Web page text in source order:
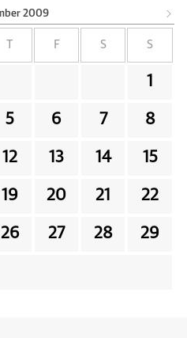
2009
F S S
1
5 6 7 8
12 13 14 15
19 20 21 22
26 27 28 29